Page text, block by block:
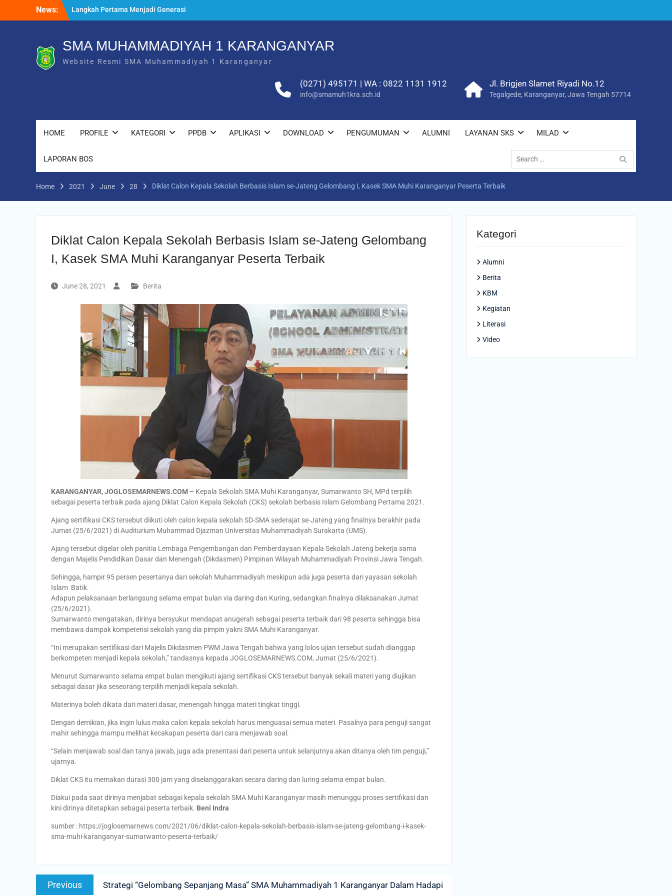
News:
Langkah Pertama Menjadi Generasi
Berkarakter, MPLS/FORTASI SMA
dengan Semangat Kebangsaan
Saat Fajar Menyapa Angkatan Baru, SMA
Muhammadiyah 1 Karanganyar Gelar
SMA MUHAMMADIYAH 1 KARANGANYAR
Website Resmi SMA Muhammadiyah 1 Karanganyar
(0271) 495171 | WA : 0822 1131 1912
info@smamuh1kra.sch.id
Jl. Brigjen Slamet Riyadi No.12
Tegalgede, Karanganyar, Jawa Tengah 57714
HOME PROFILE KATEGORI PPDB APLIKASI DOWNLOAD PENGUMUMAN ALUMNI LAYANAN SKS MILAD
LAPORAN BOS
Search
for:
Home 2021 June 28 Diklat Calon Kepala Sekolah Berbasis Islam se-Jateng Gelombang I, Kasek SMA Muhi Karanganyar Peserta Terbaik
Diklat Calon Kepala Sekolah Berbasis Islam se-Jateng Gelombang
I, Kasek SMA Muhi Karanganyar Peserta Terbaik
June 28, 2021 Berita
KARANGANYAR, JOGLOSEMARNEWS.COM – Kepala Sekolah SMA Muhi Karanganyar, Sumarwanto SH, MPd terpilih
sebagai peserta terbaik pada ajang Diklat Calon Kepala Sekolah (CKS) sekolah berbasis Islam Gelombang Pertama 2021.
Ajang sertifikasi CKS tersebut diikuti oleh calon kepala sekolah SD-SMA sederajat se-Jateng yang finalnya berakhir pada
Jumat (25/6/2021) di Auditurium Muhammad Djazman Universitas Muhammadiyah Surakarta (UMS).
Ajang tersebut digelar oleh panitia Lembaga Pengembangan dan Pemberdayaan Kepala Sekolah Jateng bekerja sama
dengan Majelis Pendidikan Dasar dan Menengah (Dikdasmen) Pimpinan Wilayah Muhammadiyah Provinsi Jawa Tengah.
Sehingga, hampir 95 persen pesertanya dari sekolah Muhammadiyah meskipun ada juga peserta dari yayasan sekolah
Islam Batik.
Adapun pelaksanaan berlangsung selama empat bulan via daring dan Kuring, sedangkan finalnya dilaksanakan Jumat
(25/6/2021).
Sumarwanto mengatakan, dirinya bersyukur mendapat anugerah sebagai peserta terbaik dari 98 peserta sehingga bisa
membawa dampak kompetensi sekolah yang dia pimpin yakni SMA Muhi Karanganyar.
“Ini merupakan sertifikasi dari Majelis Dikdasmen PWM Jawa Tengah bahwa yang lolos ujian tersebut sudah dianggap
berkompeten menjadi kepala sekolah,” tandasnya kepada JOGLOSEMARNEWS.COM, Jumat (25/6/2021).
Menurut Sumarwanto selama empat bulan mengikuti ajang sertifikasi CKS tersebut banyak sekali materi yang diujikan
sebagai dasar jika seseorang terpilih menjadi kepala sekolah.
Materinya boleh dikata dari materi dasar, menengah hingga materi tingkat tinggi.
Dengan demikian, jika ingin lulus maka calon kepala sekolah harus menguasai semua materi. Pasalnya para penguji sangat
mahir sehingga mampu melihat kecakapan peserta dari cara menjawab soal.
“Selain menjawab soal dan tanya jawab, juga ada presentasi dari peserta untuk selanjutnya akan ditanya oleh tim penguji,”
ujarnya.
Diklat CKS itu memakan durasi 300 jam yang diselanggarakan secara daring dan luring selama empat bulan.
Diakui pada saat dirinya menjabat sebagai kepala sekolah SMA Muhi Karanganyar masih menunggu proses sertifikasi dan
kini dirinya ditetapkan sebagai peserta terbaik. Beni Indra
sumber : https://joglosemarnews.com/2021/06/diklat-calon-kepala-sekolah-berbasis-islam-se-jateng-gelombang-i-kasek-
sma-muhi-karanganyar-sumarwanto-peserta-terbaik/
Post
navigation
Previous
post:
Strategi “Gelombang Sepanjang Masa” SMA Muhammadiyah 1 Karanganyar Dalam Hadapi
Kategori
Alumni
Berita
KBM
Kegiatan
Literasi
Video